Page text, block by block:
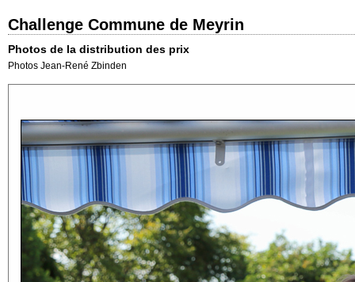
Challenge Commune de Meyrin
Photos de la distribution des prix
Photos Jean-René Zbinden